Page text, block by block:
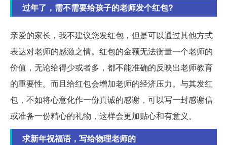
过年了，需不需要给孩子的老师发个红包?
亲爱的家长，我不建议您发红包，但是可以通过其他方式
表达对老师的感激之情。红包的金额无法衡量一个老师的
价值，无论给得少或者多，都不能准确的反映出老师教育
的重要性。而且给红包会增加老师的经济压力。与其发红
包，不如将心意化作一份真诚的感谢，可以写一封感谢信
或准备一份精心的礼物，这样会更加贴心和有意义。
求新年祝福语，写给物理老师的